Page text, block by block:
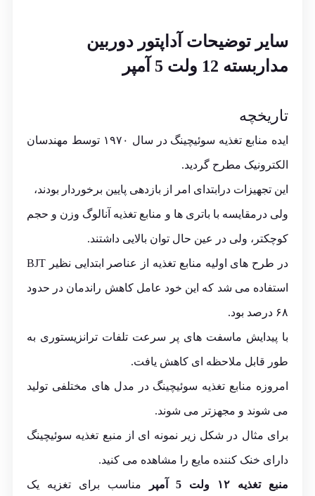
سایر توضیحات آداپتور دوربین
مداربسته 12 ولت 5 آمپر
تاریخچه
ایده منابع تغذیه سوئیچینگ در سال ۱۹۷۰ توسط مهندسان
الکترونیک مطرح گردید.
این تجهیزات درابتدای امر از بازدهی پایین برخوردار بودند،
ولی درمقایسه با باتری ها و منابع تغذیه آنالوگ وزن و حجم
کوچکتر، ولی در عین حال توان بالایی داشتند.
در طرح های اولیه منابع تغذیه از عناصر ابتدایی نظیر BJT
استفاده می شد که این خود عامل کاهش راندمان در حدود
۶۸ درصد بود.
با پیدایش ماسفت های پر سرعت تلفات ترانزیستوری به
طور قابل ملاحظه ای کاهش یافت.
امروزه منابع تغذیه سوئیچینگ در مدل های مختلفی تولید
می شوند و مجهزتر می شوند.
برای مثال در شکل زیر نمونه ای از منبع تغذیه سوئیچینگ
دارای خنک کننده مایع را مشاهده می کنید.
منبع تغذیه ۱۲ ولت 5 آمپر مناسب برای تغزیه یک